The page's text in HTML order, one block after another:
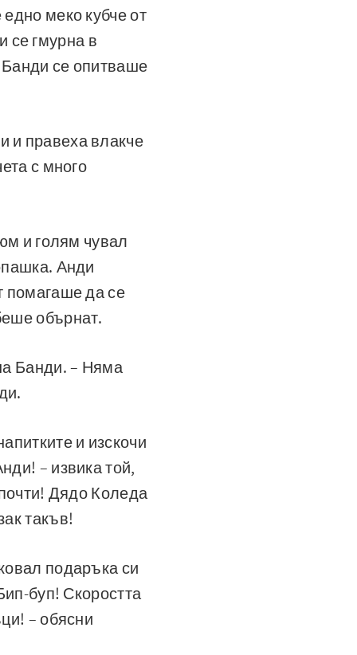
меко кубче от
се гмурна в
се опитваше
и правеха влакче
с много
и голям чувал
Анди
помагаше да се
обърнат.
Банди. – Няма
и изскочи
– извика той,
Дядо Коледа
такъв!
подаръка си
буп! Скоростта
– обясни